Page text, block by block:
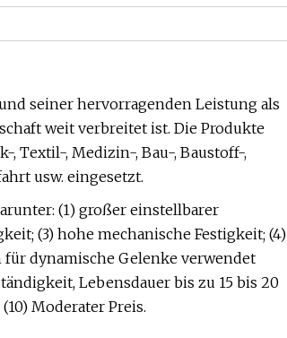
seiner hervorragenden Leistung als
weit verbreitet ist. Die Produkte
Textil-, Medizin-, Bau-, Baustoff-,
usw. eingesetzt.
(1) großer einstellbarer
(3) hohe mechanische Festigkeit; (4)
für dynamische Gelenke verwendet
Lebensdauer bis zu 15 bis 20
Moderater Preis.